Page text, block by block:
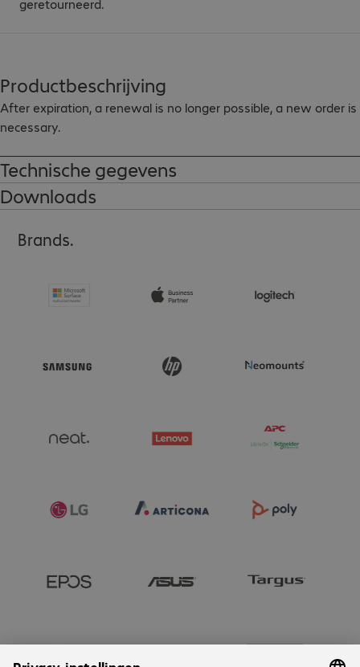
geretourneerd.
Productbeschrijving
After expiration, a renewal is no longer possible, a new order is
necessary.
Technische gegevens
Downloads
Brands.